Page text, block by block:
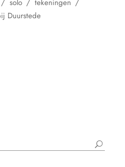
solo
tekeningen
Duurstede